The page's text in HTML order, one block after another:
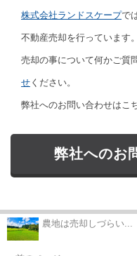
株式会社ランドスケープで
不動産売却を行っています。
売却の事について何かご質
せ ください。
弊社へのお問い合わせはこ
弊社へのお
農地は売却しづらい...